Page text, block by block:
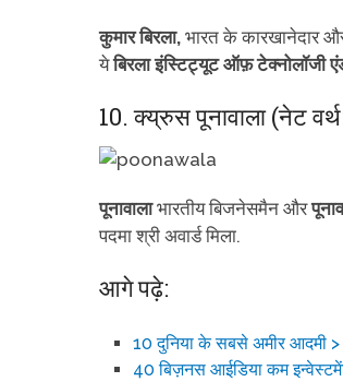
कुमार बिरला, भारत के कारखानेदार
येबिरला इंस्टिट्यूट ऑफ़ टेक्नोलॉजी
10. क्य्रुस पूनावाला (नेट
पूनावालाभारतीय बिजनेसमैन और
पदमा श्री अवार्ड मिला.
आगे पढ़े:
10 दुनिया के सबसे अमीर आदमी >
40 बिज़नस आईडिया कम